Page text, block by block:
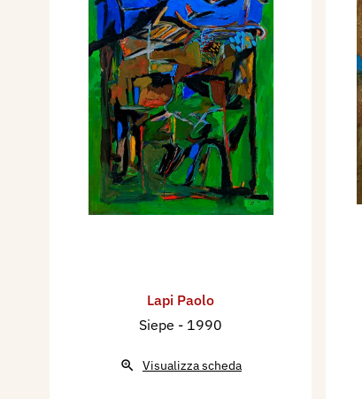
Lapi Paolo
Siepe - 1990
Visualizza scheda